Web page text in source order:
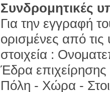
Συνδρομητικές
Για την εγγραφή
ορισμένες από τις
στοιχεία :
Έδρα
Πόλη - Χώρα -